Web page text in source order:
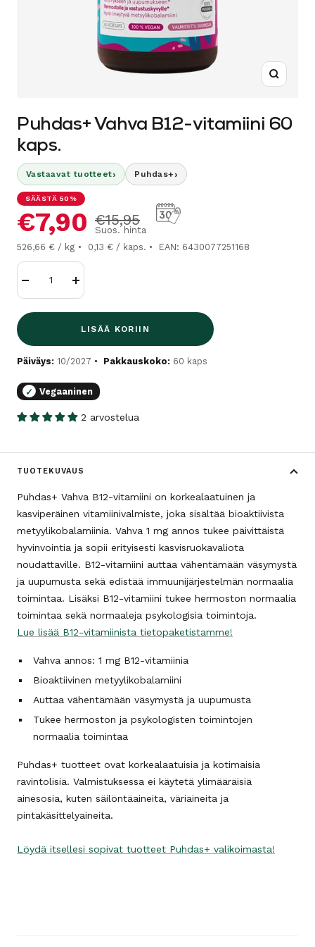
Puhdas+ Vahva B12-vitamiini 60
kaps.
Vastaavat tuotteet› Puhdas+›
SÄÄSTÄ 50%
Alennushinta
€7,90 Normaalihinta
€15,95
Suos. hinta
526,66 € / kg 0,13 € / kaps. EAN: 6430077251168
Lisää
LISÄÄ KORIIN
Päiväys: 10/2027 Pakkauskoko: 60 kaps
✓ Vegaaninen
2 arvostelua
TUOTEKUVAUS
Puhdas+ Vahva B12-vitamiini on korkealaatuinen ja
kasviperäinen vitamiinivalmiste, joka sisältää bioaktiivista
metyylikobalamiinia. Vahva 1 mg annos tukee päivittäistä
hyvinvointia ja sopii erityisesti kasvisruokavaliota
noudattaville. B12-vitamiini auttaa vähentämään väsymystä
ja uupumusta sekä edistää immuunijärjestelmän normaalia
toimintaa. Lisäksi B12-vitamiini tukee hermoston normaalia
toimintaa sekä normaaleja psykologisia toimintoja.
Lue lisää B12-vitamiinista tietopaketistamme!
Vahva annos: 1 mg B12-vitamiinia
Bioaktiivinen metyylikobalamiini
Auttaa vähentämään väsymystä ja uupumusta
Tukee hermoston ja psykologisten toimintojen
normaalia toimintaa
Puhdas+ tuotteet ovat korkealaatuisia ja kotimaisia
ravintolisiä. Valmistuksessa ei käytetä ylimääräisiä
ainesosia, kuten säilöntäaineita, väriaineita ja
pintakäsittelyaineita.
Löydä itsellesi sopivat tuotteet Puhdas+ valikoimasta!